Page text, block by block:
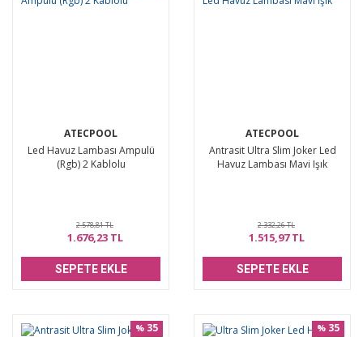
ATECPOOL
Led Havuz Lambası Ampulü
(Rgb) 2 Kablolu
2.578,81 TL
1.676,23 TL
SEPETE EKLE
ATECPOOL
Antrasit Ultra Slim Joker Led
Havuz Lambası Mavi Işık
2.332,26 TL
1.515,97 TL
SEPETE EKLE
% 35 % 35